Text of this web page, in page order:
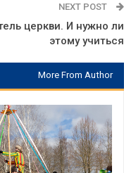
NEXT POST
церкви. И нужно ли
этому учиться
More From Author